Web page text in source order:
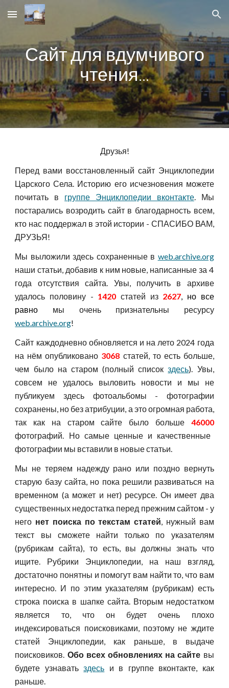
Skip to main content Skip to navigation
Сайт для вдумчивого
чтения...
Друзья!
Перед вами восстановленный сайт Энциклопедии
Царского Села. Историю его исчезновения можете
почитать в группе Энциклопедии вконтакте. Мы
постарались возродить сайт в благодарность всем,
кто нас поддержал в этой истории - СПАСИБО ВАМ,
ДРУЗЬЯ!
Мы выложили здесь сохраненные в web.archive.org
наши статьи, добавив к ним новые, написанные за 4
года отсутствия сайта. Увы, получить в архиве
удалось половину - 1420 статей из 2627, но все
равно
мы очень признательны ресурсу
web.archive.org!
Сайт каждодневно обновляется и на лето 2024 года
на нём опубликовано 3068 статей, то есть больше,
чем было на старом (полный списокздесь). Увы,
совсем не удалось выловить новости и мы не
публикуем здесь фотоальбомы - фотографии
сохранены, но без атрибуции, а это огромная работа,
так как на старом сайте было больше 46000
фотографий. Но самые ценные и качественные
фотографии мы вставили в новые статьи.
Мы не теряем надежду рано или поздно вернуть
старую базу сайта, но пока решили развиваться на
временном (а может и нет) ресурсе. Он имеет два
существенных недостатка перед прежним сайтом - у
него нет поиска по текстам статей, нужный вам
текст вы сможете найти только по указателям
(рубрикам сайта), то есть, вы должны знать что
ищите. Рубрики Энциклопедии, на наш взгляд,
достаточно понятны и помогут вам найти то, что вам
интересно. И по этим указателям (рубрикам) есть
строка поиска в шапке сайта. Вторым недостатком
является то, что он будет очень плохо
индексироваться поисковиками, поэтому не ждите
статей Энциклопедии, как раньше, в выдаче
поисковиков. Обо всех обновлениях на сайте вы
будете узнаватьздесь и в группе вконтакте, как
раньше.